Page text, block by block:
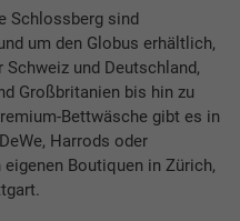
Schlossberg sind
um den Globus erhältlich,
und Deutschland,
Großbritanien bis hin zu
Bettwäsche gibt es in
Harrods oder
eigenen Boutiquen in Zürich,